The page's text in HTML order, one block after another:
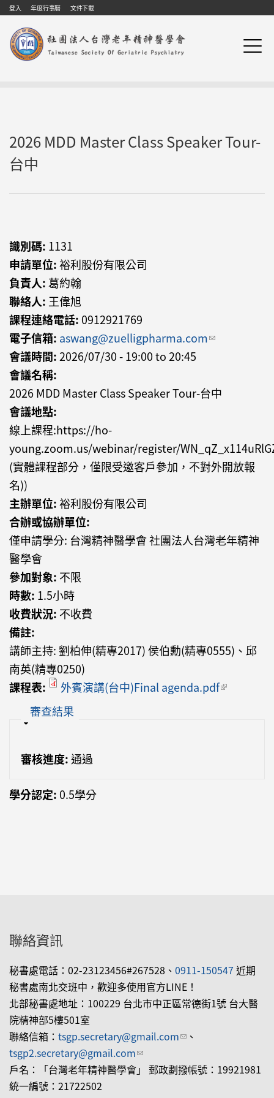
Skip to navigation
移至主內容
登入 年度行事曆 文件下載
2026 MDD Master Class Speaker Tour-
台中
識別碼: 1131
申請單位:裕利股份有限公司
負責人:葛約翰
聯絡人: 王偉旭
課程連絡電話: 0912921769
電子信箱: aswang@zuelligpharma.com(link sends
會議時間: 2026/07/30 -19:00to 20:45
會議名稱:
2026 MDD Master Class Speaker Tour-台中
會議地點:
線上課程:https://ho-
young.zoom.us/webinar/register/
(實體課程部分，僅限受邀客戶參加，不對外開放報
名))
主辦單位:裕利股份有限公司
合辦或協辦單位:
僅申請學分: 台灣精神醫學會 社團法人台灣老年精神
醫學會
參加對象: 不限
時數: 1.5小時
收費狀況: 不收費
備註:
講師主持: 劉柏伸(精專2017) 侯伯勳(精專0555)、邱
南英(精專0250)
課程表:
外賓演講(台中)Final agenda.pdf(link is
隱藏
審查結果
審核進度:通過
學分認定: 0.5學分
聯絡資訊
秘書處電話：02-23123456#267528、 0911-150547近期
秘書處南北交班中，歡迎多使用官方LINE！
北部秘書處地址：100229 台北市中正區常德街1號 台大醫
院精神部5樓501室
聯絡信箱： tsgp.secretary@gmail.com(link sends e-mail)
、
tsgp2.secretary@gmail.com(link sends e-mail)
戶名：「台灣老年精神醫學會」 郵政劃撥帳號：19921981
統一編號：21722502